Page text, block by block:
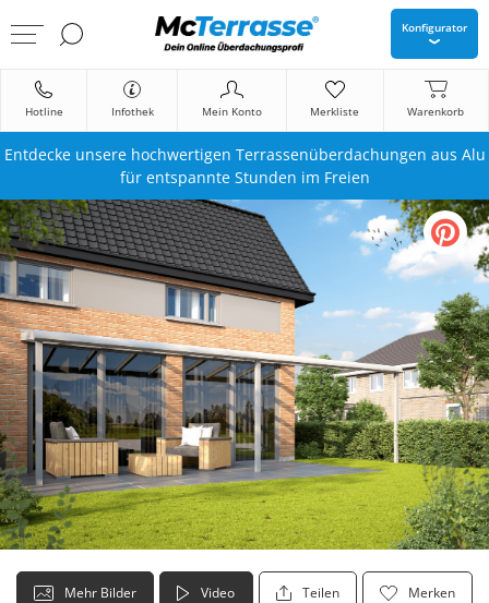
Konfigurator
Hotline Infothek Mein Konto Merkliste Warenkorb
Entdecke unsere hochwertigen Terrassenüberdachungen aus Alu
für entspannte Stunden im Freien
Mehr Bilder Video Teilen Merken